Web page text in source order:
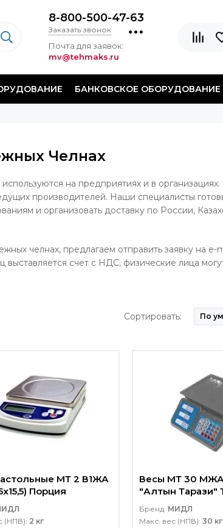
8-800-500-47-63
Заказать звонок
Почта для заявок:
mv@tehmaks.ru
БАНКОВСКОЕ ОБОРУДОВАНИЕ
Челнах
на предприятиях и в организациях.
производителей. Наши специалисты
и организовать доставку по России,
челнах, предлагаем отправить заявку на e-
счет с НДС, физические лица
Сортировать:
МТ 2 В1ЖА
Порция
(НПВ): 2 кг
Весы МТ 30 МЖА
"Алтын Тарази"
поверки)
Бренд: МИДЛ
Макс. вес (НПВ): 30 кг